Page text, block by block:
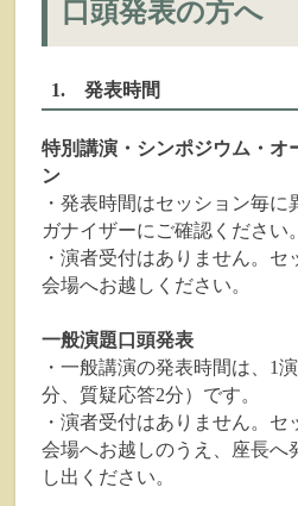
口頭発表の方へ
1. 発表時間
特別講演・シンポジウム・オ
ン
・発表時間はセッション毎
ガナイザーにご確認ください。
・演者受付はありません。セ
会場へお越しください。
一般演題口頭発表
・一般講演の発表時間は、1
分、質疑応答2分）です。
・演者受付はありません。セ
会場へお越しのうえ、座長へ
し出ください。